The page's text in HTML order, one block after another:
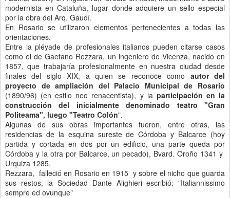
modernista en Cataluña, lugar donde adquiere un sello especial
por la obra del Arq. Gaudí.
En Rosario se utilizaron elementos pertenecientes a todas las
orientaciones.
Entre la pléyade de profesionales italianos pueden citarse casos
como el de Gaetano Rezzara, un ingeniero de Vicenza, nacido en
1857, que trabajaría profesionalmente en nuestra ciudad desde
finales del siglo XIX, a quien se reconoce como autor del
proyecto de ampliación del Palacio Municipal de Rosario
(1890/96) (en estilo neo renacentista), y la participación en la
construcción del inicialmente denominado teatro "Gran
Politeama", luego "Teatro Colón".
Algunas de sus obras importantes fueron, entre otras, las
residencias de la esquina sureste de Córdoba y Balcarce (hoy
partida y cortada en dos por un edificio, una parte queda por
Córdoba y la otra por Balcarce, un pecado), Bvard. Oroño 1341 y
Urquiza 1285.
Rezzara, falleció en Rosario en 1915 y sobre el nicho que guarda
sus restos, la Sociedad Dante Alighieri escribió: "Italiannissimo
sempre ed ovunque"